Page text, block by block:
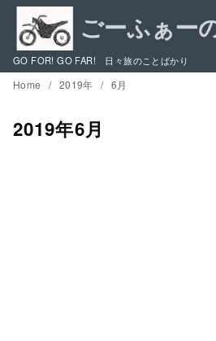
ン
GO FOR! GO FAR! 日々旅のことばかり
Home 2019年 6月
2019年6月